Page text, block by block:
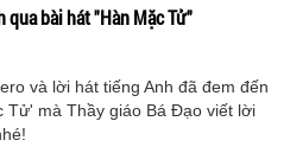
qua bài hát "Hàn Mặc Tử"
và lời hát tiếng Anh đã đem đến
Tử' mà Thầy giáo Bá Đạo viết lời